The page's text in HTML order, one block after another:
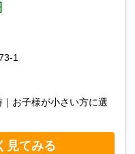
1
お子様が小さい方に選
見てみる